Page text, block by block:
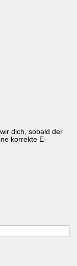
dich, sobald der
korrekte E-